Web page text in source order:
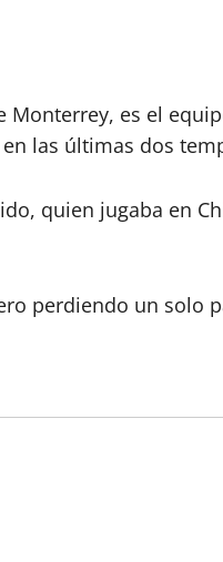
es el
las últimas dos
quien jugaba en
perdiendo un solo